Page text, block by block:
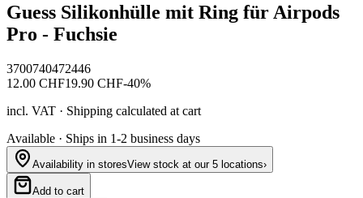
Guess Silikonhülle mit Ring für Airpods
Pro - Fuchsie
3700740472446
12.00 CHF19.90 CHF-40%
incl. VAT · Shipping calculated at cart
Available · Ships in 1-2 business days
Availability in storesView stock at our 5 locations›
Add to cart